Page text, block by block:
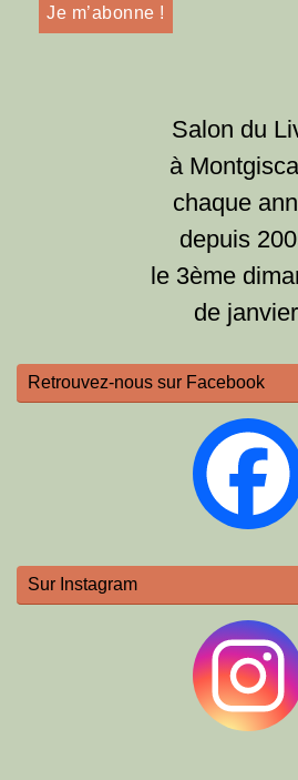
Salon du
à
chaque
depuis
le 3ème
de
Retrouvez-nous sur Facebook
Sur Instagram